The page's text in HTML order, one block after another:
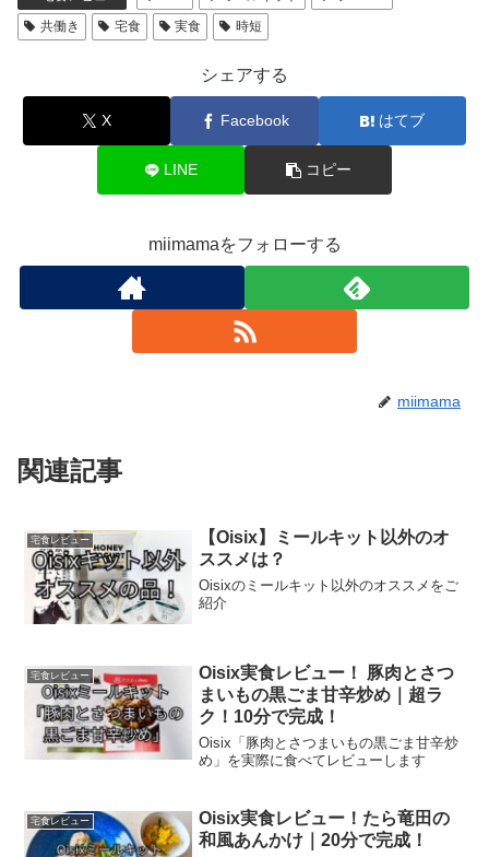
共働き
宅食 実食 時短
シェアする
X Facebook はてブ
LINE コピー
miimamaをフォローする
miimama
関連記事
宅食レビュー
【Oisix】ミールキット以外のオ
ススメは？
Oisixのミールキット以外のオススメをご
紹介
宅食レビュー
Oisix実食レビュー！ 豚肉とさつ
まいもの黒ごま甘辛炒め｜超ラ
ク！10分で完成！
Oisix「豚肉とさつまいもの黒ごま甘辛炒
め」を実際に食べてレビューします
宅食レビュー
Oisix実食レビュー！たら竜田の
和風あんかけ｜20分で完成！